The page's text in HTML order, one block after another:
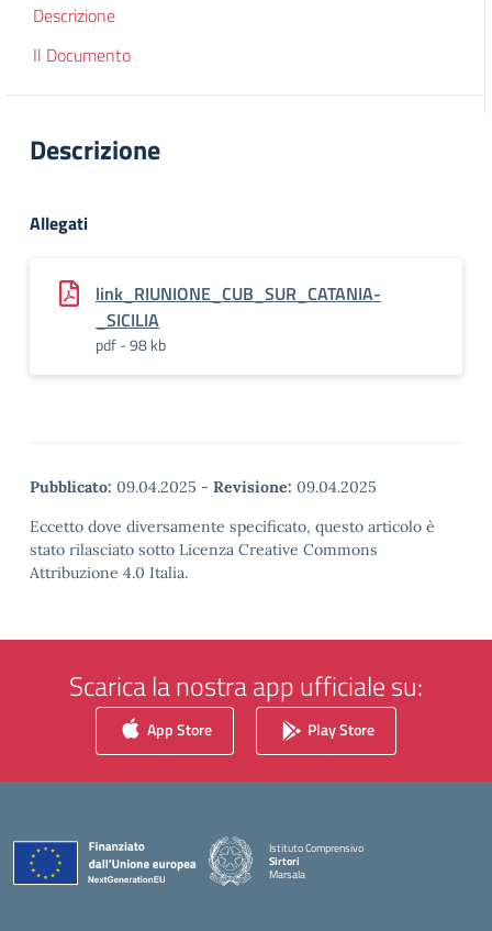
Descrizione
Il Documento
Descrizione
Allegati
link_RIUNIONE_CUB_SUR_CATANIA-
_SICILIA
pdf - 98 kb
Pubblicato: 09.04.2025 - Revisione: 09.04.2025
Eccetto dove diversamente specificato, questo articolo è
stato rilasciato sotto Licenza Creative Commons
Attribuzione 4.0 Italia.
Scarica la nostra app ufficiale su:
App Store Play Store
Istituto Comprensivo
Sirtori
Marsala